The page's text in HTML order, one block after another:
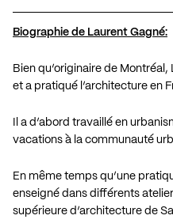
Biographie de Laurent Gagné:
Bien qu’originaire de
et a pratiqué l’architecture en
Il a d’abord travaillé en
vacations à la communauté
En même temps qu’une
enseigné dans différents
supérieure d’architecture de